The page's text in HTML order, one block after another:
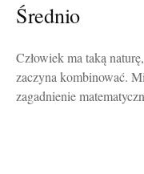
Średnio
Człowiek ma taką
zaczyna kombinować.
zagadnienie